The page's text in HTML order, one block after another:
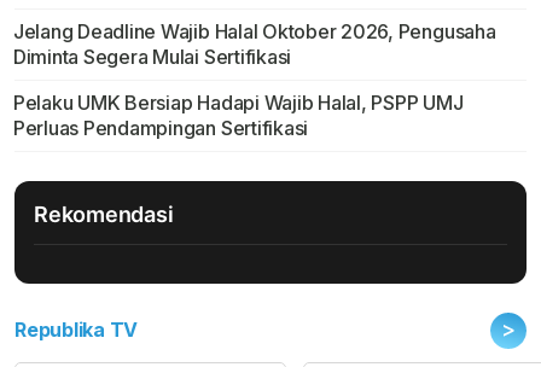
Jelang Deadline Wajib Halal Oktober 2026, Pengusaha
Diminta Segera Mulai Sertifikasi
Pelaku UMK Bersiap Hadapi Wajib Halal, PSPP UMJ
Perluas Pendampingan Sertifikasi
Rekomendasi
Republika TV >